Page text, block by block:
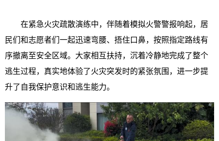
在紧急火灾疏散演练中，伴随着模拟火警警报响起，居
民们和志愿者们一起迅速弯腰、捂住口鼻，按照指定路线有
序撤离至安全区域。大家相互扶持，沉着冷静地完成了整个
逃生过程，真实地体验了火灾突发时的紧张氛围，进一步提
升了自我保护意识和逃生能力。